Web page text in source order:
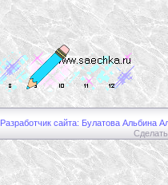
Разработчик сайта: Булатова Альбина